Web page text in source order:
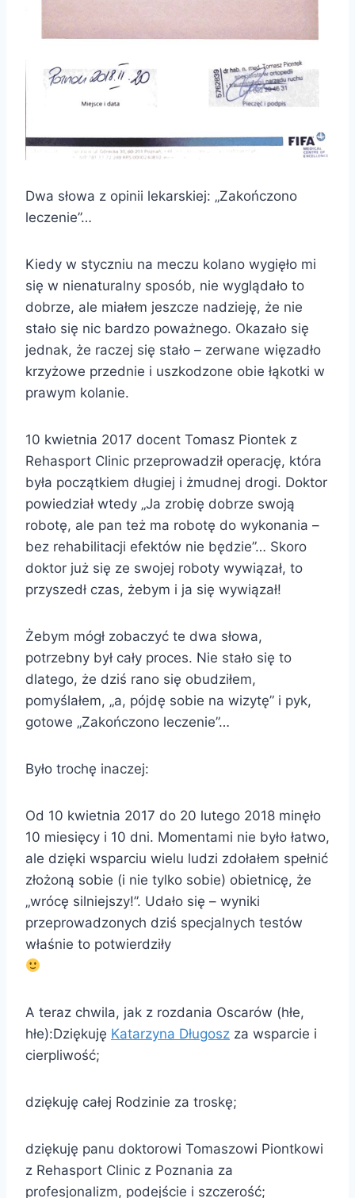
Dwa słowa z opinii lekarskiej: „Zakończono
leczenie”…
Kiedy w styczniu na meczu kolano wygięło mi
się w nienaturalny sposób, nie wyglądało to
dobrze, ale miałem jeszcze nadzieję, że nie
stało się nic bardzo poważnego. Okazało się
jednak, że raczej się stało – zerwane więzadło
krzyżowe przednie i uszkodzone obie łąkotki w
prawym kolanie.
10 kwietnia 2017 docent Tomasz Piontek z
Rehasport Clinic przeprowadził operację, która
była początkiem długiej i żmudnej drogi. Doktor
powiedział wtedy „Ja zrobię dobrze swoją
robotę, ale pan też ma robotę do wykonania –
bez rehabilitacji efektów nie będzie”… Skoro
doktor już się ze swojej roboty wywiązał, to
przyszedł czas, żebym i ja się wywiązał!
Żebym mógł zobaczyć te dwa słowa,
potrzebny był cały proces. Nie stało się to
dlatego, że dziś rano się obudziłem,
pomyślałem, „a, pójdę sobie na wizytę” i pyk,
gotowe „Zakończono leczenie”…
Było trochę inaczej:
Od 10 kwietnia 2017 do 20 lutego 2018 minęło
10 miesięcy i 10 dni. Momentami nie było łatwo,
ale dzięki wsparciu wielu ludzi zdołałem spełnić
złożoną sobie (i nie tylko sobie) obietnicę, że
„wrócę silniejszy!”. Udało się – wyniki
przeprowadzonych dziś specjalnych testów
właśnie to potwierdziły
A teraz chwila, jak z rozdania Oscarów (hłe,
hłe):Dziękuję Katarzyna Długosz za wsparcie i
cierpliwość;
dziękuję całej Rodzinie za troskę;
dziękuję panu doktorowi Tomaszowi Piontkowi
z Rehasport Clinic z Poznania za
profesjonalizm, podejście i szczerość;